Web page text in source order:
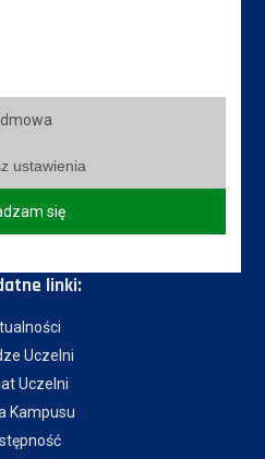
65 529 60 82
linki:
Uczelni
Uczelni
Kampusu
ustawienia
się